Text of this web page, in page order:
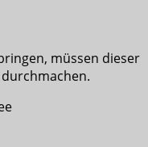
müssen dieser
durchmachen.